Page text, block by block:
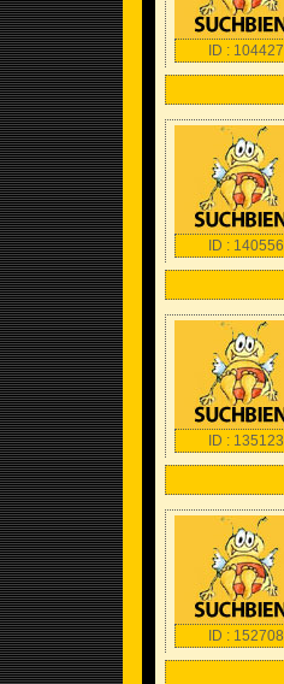
ID : 104427
ID : 140556
ID : 135123
ID : 152708